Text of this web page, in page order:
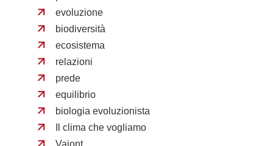
evoluzione
biodiversità
ecosistema
relazioni
prede
equilibrio
biologia evoluzionista
Il clima che vogliamo